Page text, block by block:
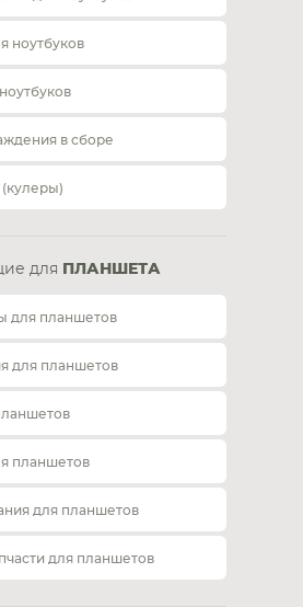
ноутбуков
в сборе
для ПЛАНШЕТА
для планшетов
для планшетов
планшетов
для планшетов
для планшетов